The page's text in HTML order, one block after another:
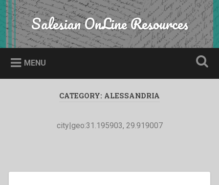
Skip
to
content
Search Salesian OnLine Resources
MENU
CATEGORY: ALESSANDRIA
city|geo:31.195903, 29.919007